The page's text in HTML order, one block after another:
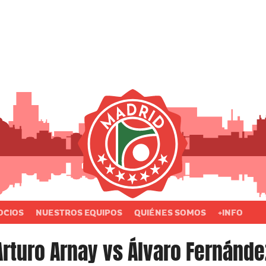
NUESTROS EQUIPOS QUIÉNES SOMOS +INFO
Arnay vs Álvaro